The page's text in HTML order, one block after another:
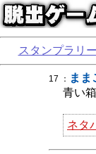
スタンプラリ
17 ： まま
青い
ネタ